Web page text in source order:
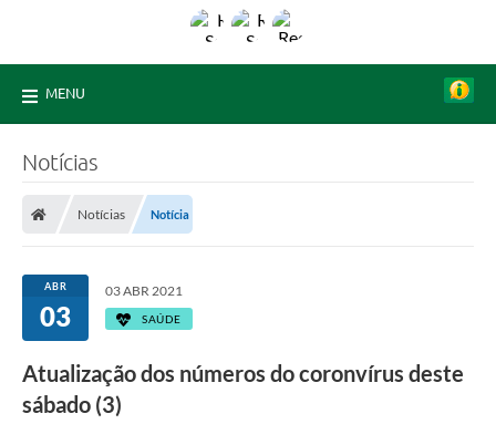
MENU
Notícias
Notícias Notícia
ABR
03
03 ABR 2021
SAÚDE
Atualização dos números do coronvírus deste
sábado (3)